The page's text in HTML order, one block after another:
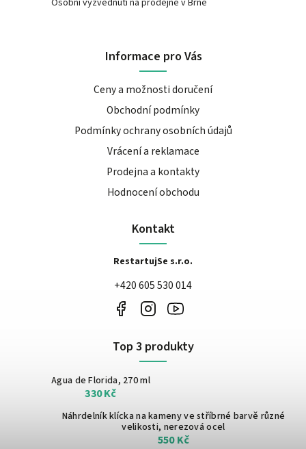
Osobní vyzvednutí na prodejně v Brně
Informace pro Vás
Ceny a možnosti doručení
Obchodní podmínky
Podmínky ochrany osobních údajů
Vrácení a reklamace
Prodejna a kontakty
Hodnocení obchodu
Kontakt
RestartujSe s.r.o.
+420 605 530 014
Top 3 produkty
Agua de Florida, 270 ml
330 Kč
Náhrdelník klícka na kameny ve stříbrné barvě různé
velikosti, nerezová ocel
550 Kč